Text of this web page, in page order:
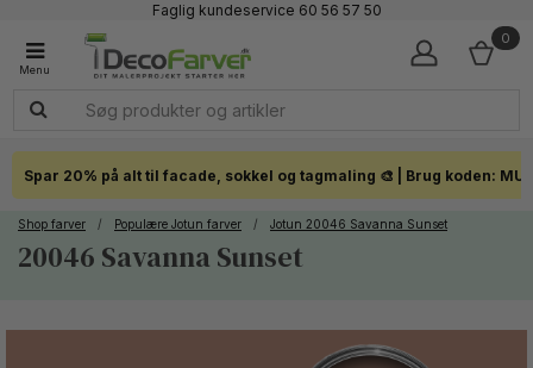
Faglig kundeservice 60 56 57 50
Click & Collect i hele landet
0
Spar 20% på alt til facade, sokkel og tagmaling 🎨 | Brug koden:
Shop farver / Populære Jotun farver / Jotun 20046 Savanna Sunset
20046 Savanna Sunset